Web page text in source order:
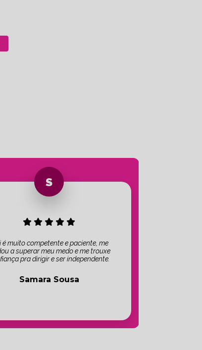
é muito competente e paciente, me
a superar meu medo e me trouxe
pra dirigir e ser independente.
Samara Sousa